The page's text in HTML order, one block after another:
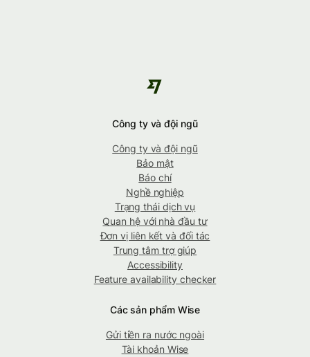
Công ty và đội ngũ
Công ty và đội ngũ
Bảo mật
Báo chí
Nghề nghiệp
Trạng thái dịch vụ
Quan hệ với nhà đầu tư
Đơn vị liên kết và đối tác
Trung tâm trợ giúp
Accessibility
Feature availability checker
Các sản phẩm Wise
Gửi tiền ra nước ngoài
Tài khoản Wise